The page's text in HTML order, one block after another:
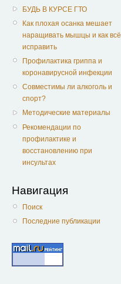
БУДЬ В КУРСЕ ГТО
Как плохая осанка мешает
наращивать мышцы и как всё
исправить
Профилактика гриппа и
коронавирусной инфекции
Совместимы ли алкоголь и
спорт?
Методические материалы
Рекомендации по
профилактике и
восстановлению при
инсультах
Навигация
Поиск
Последние публикации